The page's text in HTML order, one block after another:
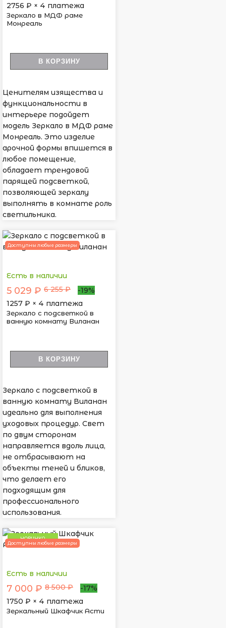
2756 ₽ × 4 платежа
Зеркало в МДФ раме
Монреаль
В КОРЗИНУ
Ценителям изящества и
функциональности в
интерьере подойдет
модель Зеркало в МДФ раме
Монреаль. Это изделие
арочной формы впишется в
любое помещение,
обладает трендовой
парящей подсветкой,
позволяющей зеркалу
выполнять в комнате роль
светильника.
Доступны любые размеры
Есть в наличии
5 029 ₽ 6 255 ₽
-19%
1257 ₽ × 4 платежа
Зеркало с подсветкой в
ванную комнату Виланан
В КОРЗИНУ
Зеркало с подсветкой в
ванную комнату Виланан
идеально для выполнения
уходовых процедур. Свет
по двум сторонам
направляется вдоль лица,
не отбрасывают на
объекты теней и бликов,
что делает его
подходящим для
профессионального
использования.
НОВИНКА
Доступны любые размеры
Есть в наличии
7 000 ₽ 8 500 ₽
-17%
1750 ₽ × 4 платежа
Зеркальный Шкафчик Асти